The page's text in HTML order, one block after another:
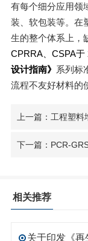
有每个细分应用领
装、软包装等。 在
生的整个体系上，
CPRRA、CSPA于
设计指南》 系列标
流程不友好材料的
上一篇：工程塑
相关推荐